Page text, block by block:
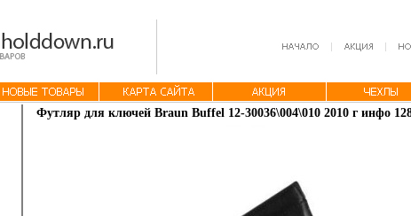
Футляр для ключей Braun Buffel 12-30036\004\010 2010 г инфо